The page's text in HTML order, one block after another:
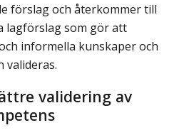
förslag och återkommer till
lagförslag som gör att
informella kunskaper och
valideras.
validering av